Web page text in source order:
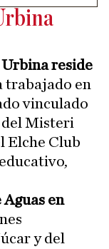
Urbina reside
trabajado en
vinculado
del Misteri
Elche Club
Aguas en
y del